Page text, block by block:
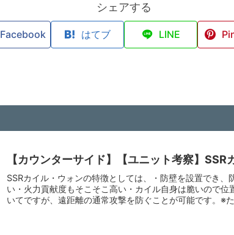
シェアする
Facebook はてブ LINE
【カウンターサイド】【ユニット考察】SSR
SSRカイル・ウォンの特徴としては、・防壁を設置でき、
い・火力貢献度もそこそこ高い・カイル自身は脆いので位
いてですが、遠距離の通常攻撃を防ぐことが可能です。※